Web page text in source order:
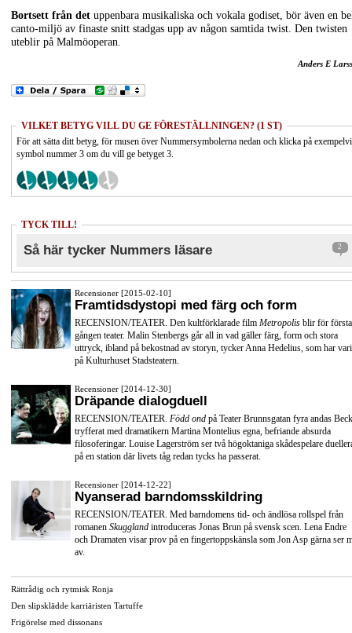
Bortsett från det uppenbara musikaliska och vokala godiset, bör även en
canto-miljö av finaste snitt stadgas upp av någon samtida twist. Den twisten
uteblir på Malmöoperan.
Anders E
VILKET BETYG VILL DU GE FÖRESTÄLLNINGEN? (1 ST)
För att sätta ditt betyg, för musen över Nummersymbolerna nedan och klicka på
symbol nummer 3 om du vill ge betyget 3.
TYCK TILL!
Så här tycker Nummers läsare 2
Recensioner [2015-02-10]
Framtidsdystopi med färg och form
RECENSION/TEATER. Den kultförklarade film Metropolis blir för första
gången teater. Malin Stenbergs går all in vad gäller färg, form och stora
uttryck, ibland på bekostnad av storyn, tycker Anna Hedelius, som har
på Kulturhuset Stadsteatern.
Recensioner [2014-12-30]
Dräpande dialogduell
RECENSION/TEATER. Född ond på Teater Brunnsgatan fyra andas
tryfferat med dramatikern Martina Montelius egna, befriande absurda
filosoferingar. Louise Lagerström ser två högoktaniga skådespelare
på en station där livets tåg redan tycks ha passerat.
Recensioner [2014-12-22]
Nyanserad barndomsskildring
RECENSION/TEATER. Med barndomens tid- och ändlösa rollspel från
romanen Skuggland introduceras Jonas Brun på svensk scen. Lena Endre
och Dramaten visar prov på en fingertoppskänsla som Jon Asp gärna ser
av.
Rättrådig och rytmisk Ronja
Den slipsklädde karriäristen Tartuffe
Frigörelse med dissonans